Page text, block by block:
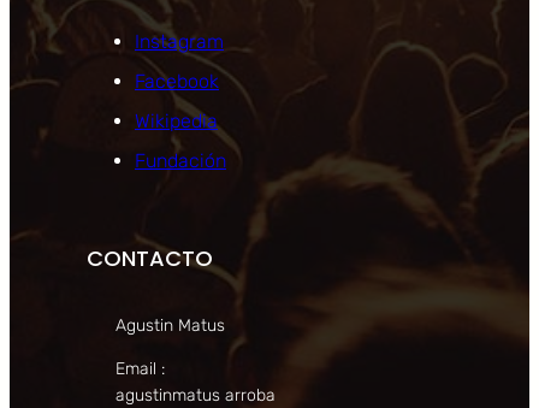
Instagram
Facebook
Wikipedia
Fundación
CONTACTO
Agustin Matus
Email :
agustinmatus arroba